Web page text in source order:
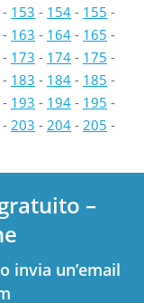
- 153 - 154 - 155 -
- 163 - 164 - 165 -
- 173 - 174 - 175 -
- 183 - 184 - 185 -
- 193 - 194 - 195 -
- 203 - 204 - 205 -
–
invia un’email